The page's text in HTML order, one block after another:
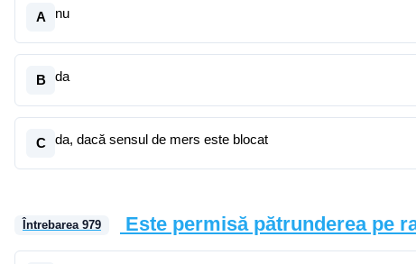
A nu
B da
C da, dacă sensul de mers este blocat
Întrebarea 979 Este permisă pătrunderea pe